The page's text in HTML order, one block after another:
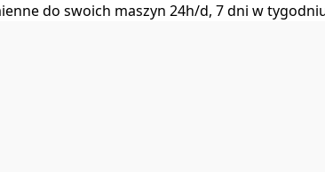
do swoich maszyn 24h/d, 7 dni w